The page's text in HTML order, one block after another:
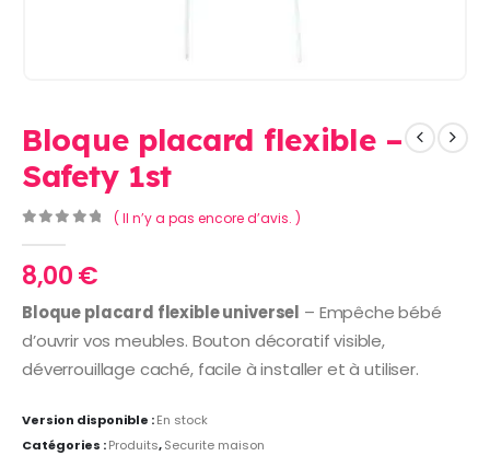
Bloque placard flexible –
Safety 1st
( Il n’y a pas encore d’avis. )
8,00€
Bloque placard flexible universel – Empêche bébé
d’ouvrir vos meubles. Bouton décoratif visible,
déverrouillage caché, facile à installer et à utiliser.
Version disponible :En stock
Catégories :Produits,Securite maison